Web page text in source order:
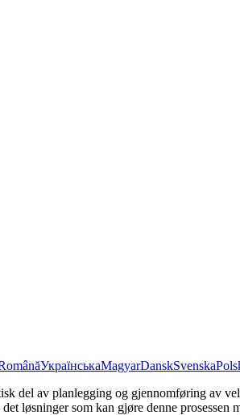
УкраїнськаMagyarDanskSvenska
del av planlegging og gjennomføring av
løsninger som kan gjøre denne